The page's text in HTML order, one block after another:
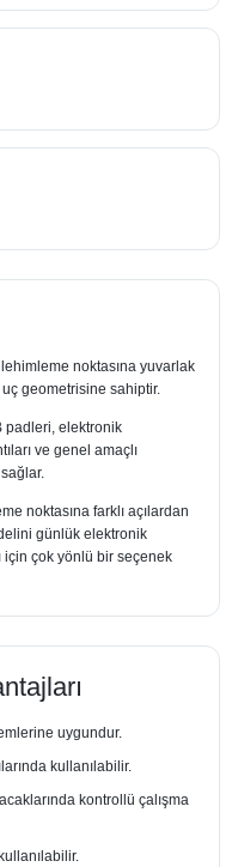
noktasına yuvarlak
geometrisine sahiptir.
padleri, elektronik
ve genel amaçlı
noktasına farklı açılardan
günlük elektronik
için çok yönlü bir seçenek
uygundur.
kullanılabilir.
kontrollü çalışma